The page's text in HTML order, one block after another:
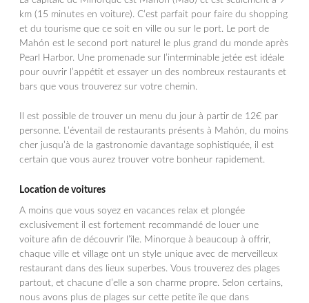
km (15 minutes en voiture). C’est parfait pour faire du shopping
et du tourisme que ce soit en ville ou sur le port. Le port de
Mahón est le second port naturel le plus grand du monde après
Pearl Harbor. Une promenade sur l’interminable jetée est idéale
pour ouvrir l’appétit et essayer un des nombreux restaurants et
bars que vous trouverez sur votre chemin.
Il est possible de trouver un menu du jour à partir de 12€ par
personne. L’éventail de restaurants présents à Mahón, du moins
cher jusqu’à de la gastronomie davantage sophistiquée, il est
certain que vous aurez trouver votre bonheur rapidement.
Location de voitures
A moins que vous soyez en vacances relax et plongée
exclusivement il est fortement recommandé de louer une
voiture afin de découvrir l’île. Minorque à beaucoup à offrir,
chaque ville et village ont un style unique avec de merveilleux
restaurant dans des lieux superbes. Vous trouverez des plages
partout, et chacune d’elle a son charme propre. Selon certains,
nous avons plus de plages sur cette petite île que dans